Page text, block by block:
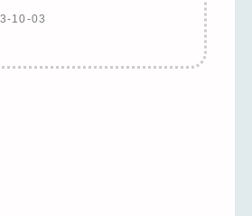
10-03